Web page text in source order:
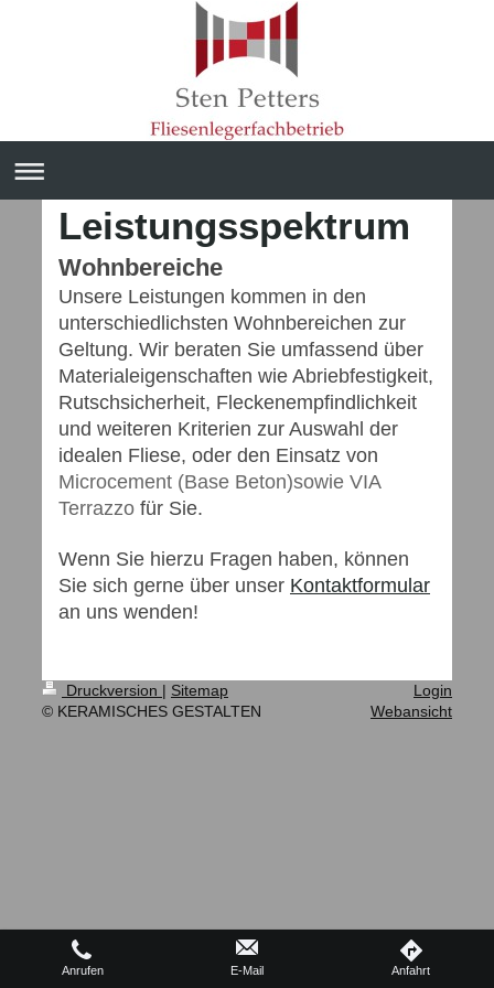
Leistungsspektrum
Wohnbereiche
Unsere Leistungen kommen in den
unterschiedlichsten Wohnbereichen zur
Geltung. Wir beraten Sie umfassend über
Materialeigenschaften wie Abriebfestigkeit,
Rutschsicherheit, Fleckenempfindlichkeit
und weiteren Kriterien zur Auswahl der
idealen Fliese, oder den Einsatz von
Microcement (Base Beton)sowie VIA
Terrazzo für Sie.
Wenn Sie hierzu Fragen haben, können
Sie sich gerne über unser Kontaktformular
an uns wenden!
Druckversion | Sitemap
© KERAMISCHES GESTALTEN
Login
Webansicht
Anrufen E-Mail Anfahrt